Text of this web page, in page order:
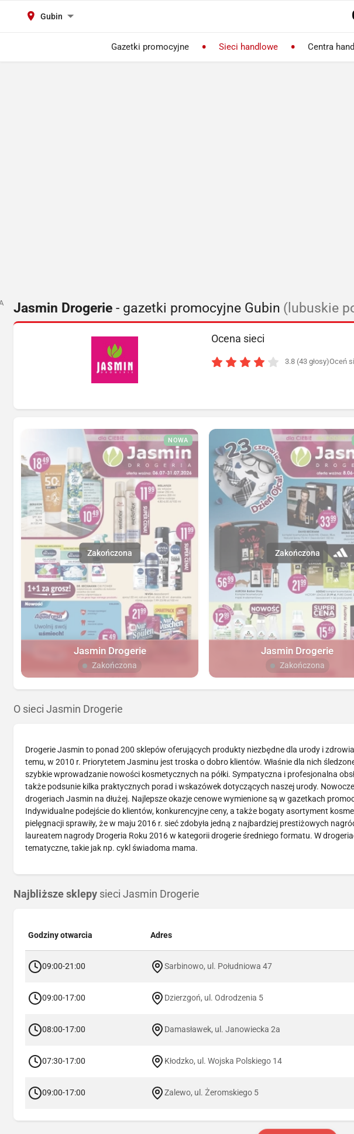
Gubin
Gazetki promocyjne Sieci handlowe Centra
Jasmin Drogerie - gazetki promocyjne Gubin (lubuskie
Ocena sieci
3.8 (43 głosy)Oceń
NOWA
Jasmin Drogerie
Zakończona
Jasmin Drogerie
Zakończona
O sieci Jasmin Drogerie
Drogerie Jasmin to ponad 200 sklepów oferujących produkty niezbędne dla urody i
temu, w 2010 r. Priorytetem Jasminu jest troska o dobro klientów. Właśnie dla nich
szybkie wprowadzanie nowości kosmetycznych na półki. Sympatyczna i profesjonalna
także podsunie kilka praktycznych porad i wskazówek dotyczących naszej urody.
drogeriach Jasmin na dłużej. Najlepsze okazje cenowe wymienione są w gazetkach
Indywidualne podejście do klientów, konkurencyjne ceny, a także bogaty asortyment
pielęgnacji sprawiły, że w maju 2016 r. sieć zdobyła jedną z najbardziej prestiżowych
laureatem nagrody Drogeria Roku 2016 w kategorii drogerie średniego formatu. W
tematyczne, takie jak np. cykl świadoma mama.
Najbliższe sklepy sieci Jasmin Drogerie
Godziny otwarcia Adres
09:00-21:00 Sarbinowo, ul. Południowa 47
09:00-17:00 Dzierzgoń, ul. Odrodzenia 5
08:00-17:00 Damasławek, ul. Janowiecka 2a
07:30-17:00 Kłodzko, ul. Wojska Polskiego 14
09:00-17:00 Zalewo, ul. Żeromskiego 5